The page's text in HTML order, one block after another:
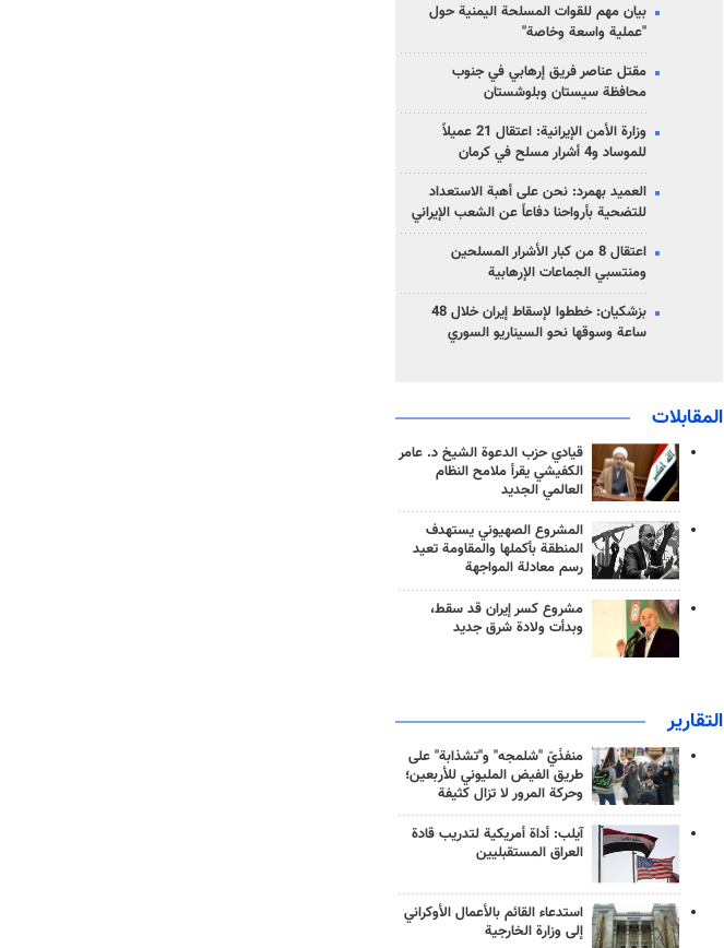
بيان مهم للقوات المسلحة اليمنية حول
"عملية واسعة وخاصة"
مقتل عناصر فريق إرهابي في جنوب
محافظة سيستان وبلوشستان
وزارة الأمن الإيرانية: اعتقال 21 عميلاً
للموساد و4 أشرار مسلح في كرمان
العميد بهمرد: نحن على أهبة الاستعداد
للتضحية بأرواحنا دفاعاً عن الشعب الإيراني
اعتقال 8 من كبار الأشرار المسلحين
ومنتسبي الجماعات الإرهابية
بزشكيان: خططوا لإسقاط إيران خلال 48
ساعة وسوقها نحو السيناريو السوري
المقابلات
قيادي حزب الدعوة الشيخ د. عامر
الكفيشي يقرأ ملامح النظام
العالمي الجديد
المشروع الصهيوني يستهدف
المنطقة بأكملها والمقاومة تعيد
رسم معادلة المواجهة
مشروع كسر إيران قد سقط،
وبدأت ولادة شرق جديد
التقارير
منفذَيّ "شلمجه" و"تشذابة" على
طريق الفيض المليوني للأربعين؛
وحركة المرور لا تزال كثيفة
آيلب: أداة أمريكية لتدريب قادة
العراق المستقبليين
استدعاء القائم بالأعمال الأوكراني
إلى وزارة الخارجية